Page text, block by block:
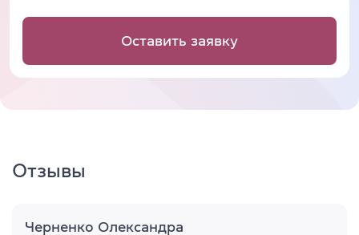
Оставить заявку
Отзывы
Черненко Олександра